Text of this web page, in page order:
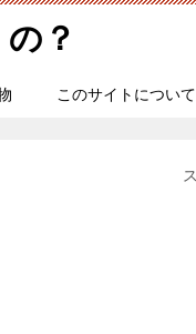
？
このサイトについ